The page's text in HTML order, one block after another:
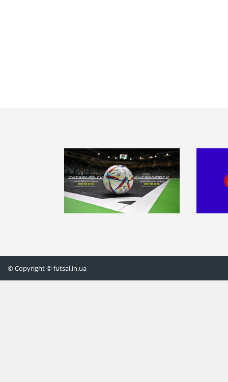
© Copyright © futsal.in.ua